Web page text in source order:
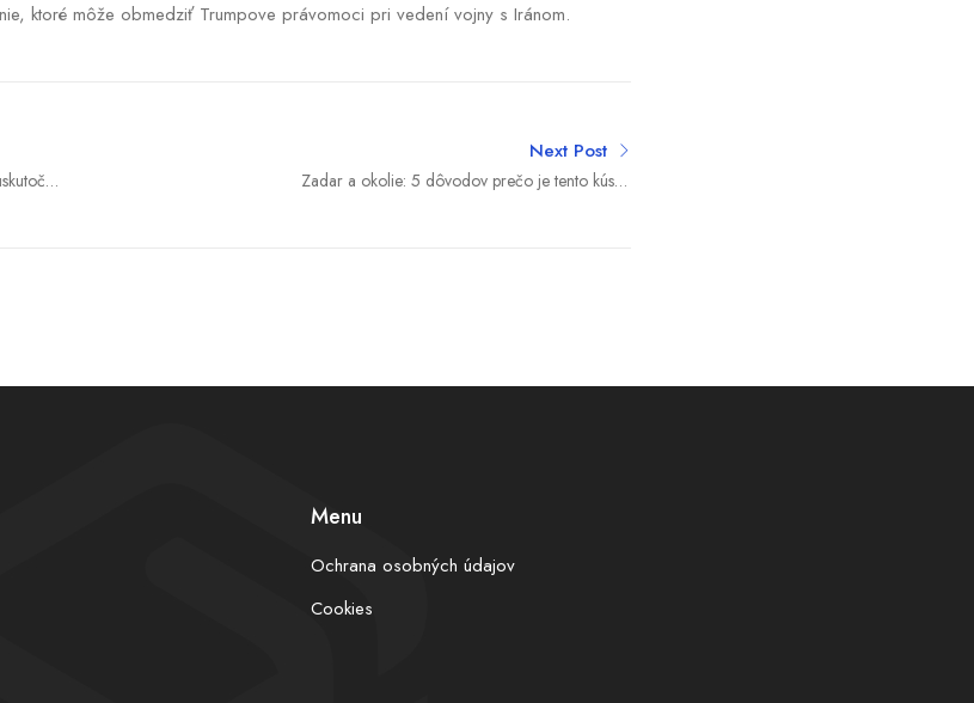
ktoré môže obmedziť Trumpove právomoci pri vedení vojny s Iránom.
Next Post
Zadar a okolie: 5 dôvodov prečo je tento kúsok
Menu
Ochrana osobných údajov
Cookies